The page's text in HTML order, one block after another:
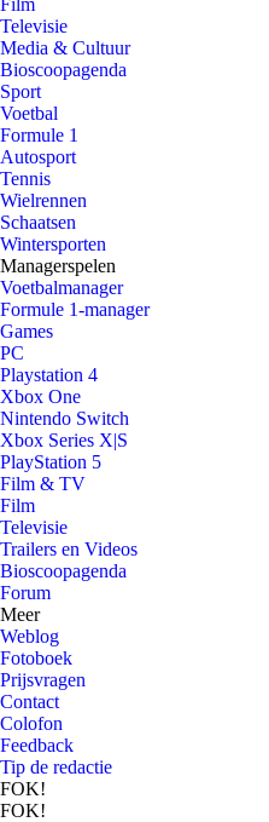
Film
Televisie
Media & Cultuur
Bioscoopagenda
Sport
Voetbal
Formule 1
Autosport
Tennis
Wielrennen
Schaatsen
Wintersporten
Managerspelen
Voetbalmanager
Formule 1-manager
Games
PC
Playstation 4
Xbox One
Nintendo Switch
Xbox Series X|S
PlayStation 5
Film & TV
Film
Televisie
Trailers en Videos
Bioscoopagenda
Forum
Meer
Weblog
Fotoboek
Prijsvragen
Contact
Colofon
Feedback
Tip de redactie
FOK!
FOK!